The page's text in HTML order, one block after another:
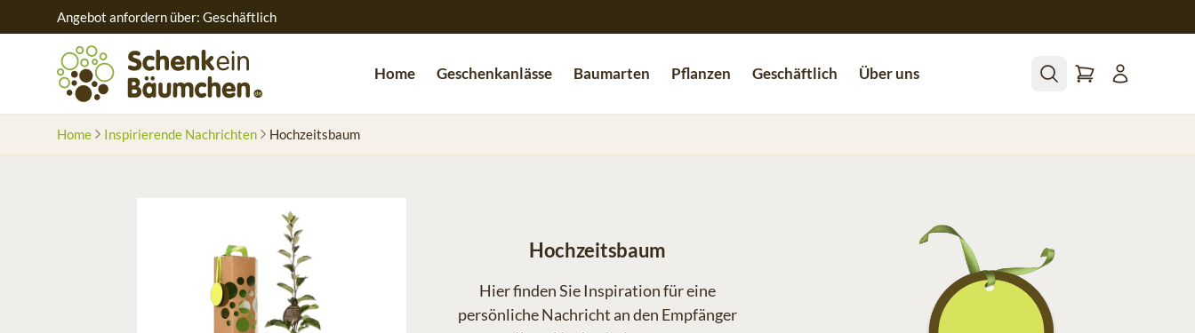
Angebot anfordern über: Geschäftlich
Home Geschenkanlässe Baumarten Pflanzen Geschäftlich Über uns
Home Inspirierende Nachrichten Hochzeitsbaum
Hochzeitsbaum
Hier finden Sie Inspiration für eine
persönliche Nachricht an den Empfänger